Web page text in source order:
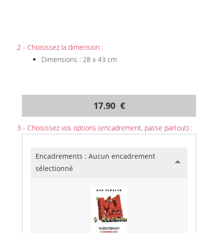
2 - Choisissez la dimension :
Dimensions : 28 x 43 cm
17.90 €
3 - Choisissez vos options (encadrement, passe partout) :
Encadrements : Aucun encadrement
sélectionné